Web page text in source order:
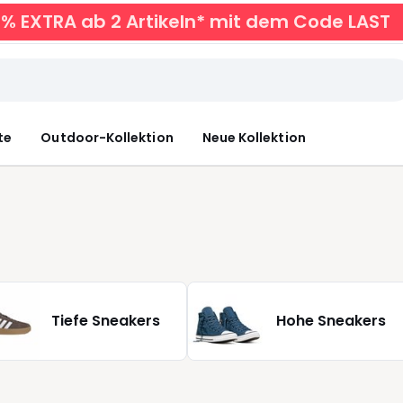
EXTRA ab 2 Artikeln* mit dem Code LAST
Outdoor-Kollektion Neue Kollektion
Tiefe Sneakers Hohe Sneakers